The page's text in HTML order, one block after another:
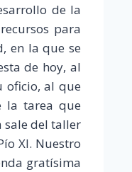
de la
para
en la que se
de hoy, al
oficio, al que
la tarea que
sale del taller
XI. Nuestro
gratísima